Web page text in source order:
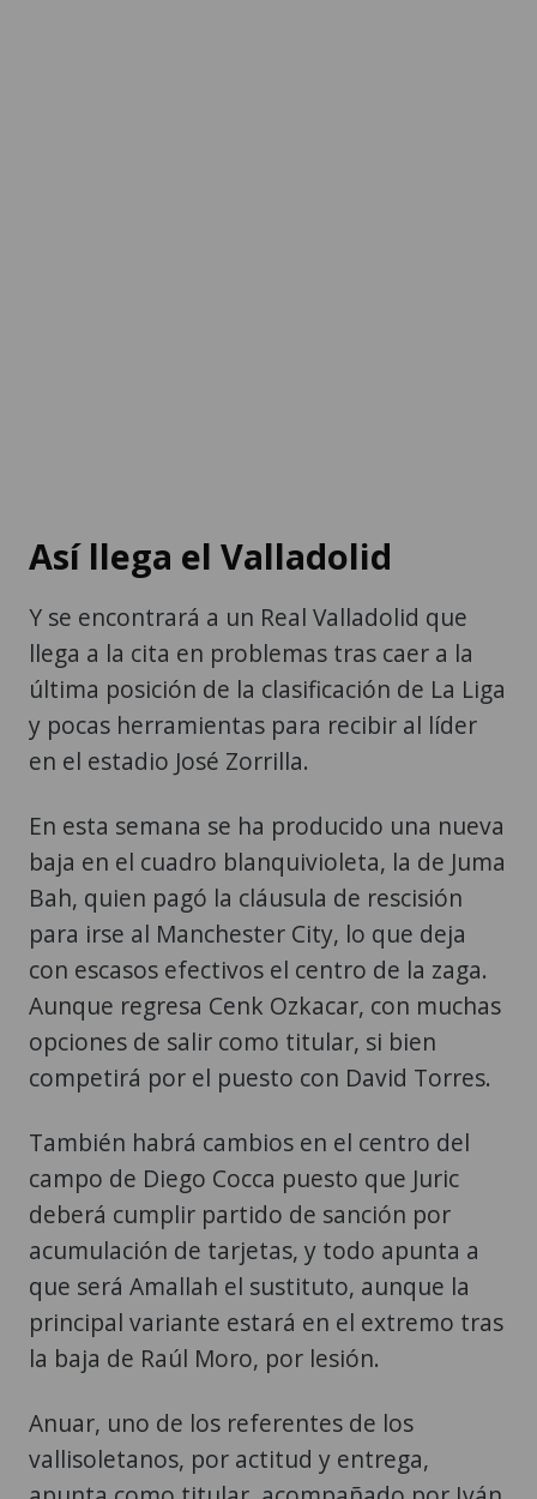
Así llega el Valladolid
Y se encontrará a un Real Valladolid que
llega a la cita en problemas tras caer a la
última posición de la clasificación de La Liga
y pocas herramientas para recibir al líder
en el estadio José Zorrilla.
En esta semana se ha producido una nueva
baja en el cuadro blanquivioleta, la de Juma
Bah, quien pagó la cláusula de rescisión
para irse al Manchester City, lo que deja
con escasos efectivos el centro de la zaga.
Aunque regresa Cenk Ozkacar, con muchas
opciones de salir como titular, si bien
competirá por el puesto con David Torres.
También habrá cambios en el centro del
campo de Diego Cocca puesto que Juric
deberá cumplir partido de sanción por
acumulación de tarjetas, y todo apunta a
que será Amallah el sustituto, aunque la
principal variante estará en el extremo tras
la baja de Raúl Moro, por lesión.
Anuar, uno de los referentes de los
vallisoletanos, por actitud y entrega,